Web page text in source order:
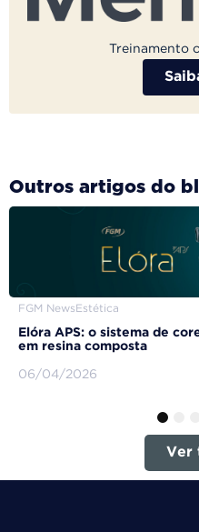
Treinamento
Outros artigos do
FGM News Estética
Elóra APS: o sistema de
em resina composta
06/04/2026
4
Ver